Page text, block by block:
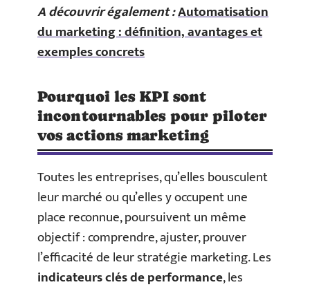
A découvrir également :Automatisation
du marketing : définition, avantages et
exemples concrets
Pourquoi les KPI sont
incontournables pour piloter
vos actions marketing
Toutes les entreprises, qu’elles bousculent
leur marché ou qu’elles y occupent une
place reconnue, poursuivent un même
objectif : comprendre, ajuster, prouver
l’efficacité de leur stratégie marketing. Les
indicateurs clés de performance, les